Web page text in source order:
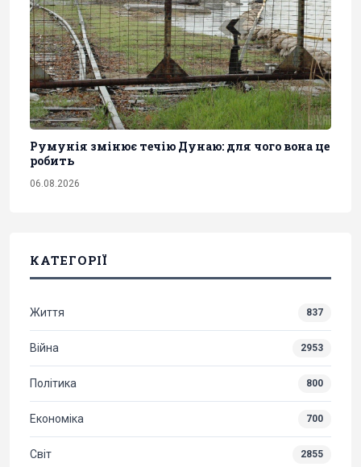
Румунія змінює течію Дунаю: для чого вона це
робить
06.08.2026
КАТЕГОРІЇ
Життя 837
Війна 2953
Політика 800
Економіка 700
Світ 2855